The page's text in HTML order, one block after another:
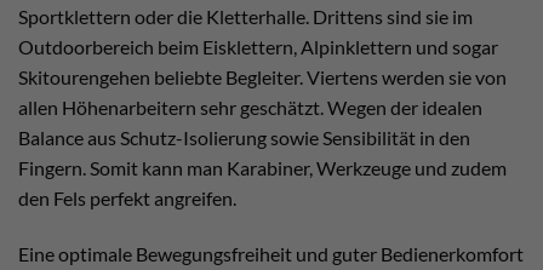
Sportklettern oder die Kletterhalle. Drittens sind sie im
Outdoorbereich beim Eisklettern, Alpinklettern und sogar
Skitourengehen beliebte Begleiter. Viertens werden sie von
allen Höhenarbeitern sehr geschätzt. Wegen der idealen
Balance aus Schutz-Isolierung sowie Sensibilität in den
Fingern. Somit kann man Karabiner, Werkzeuge und zudem
den Fels perfekt angreifen.
Eine optimale Bewegungsfreiheit und guter Bedienerkomfort